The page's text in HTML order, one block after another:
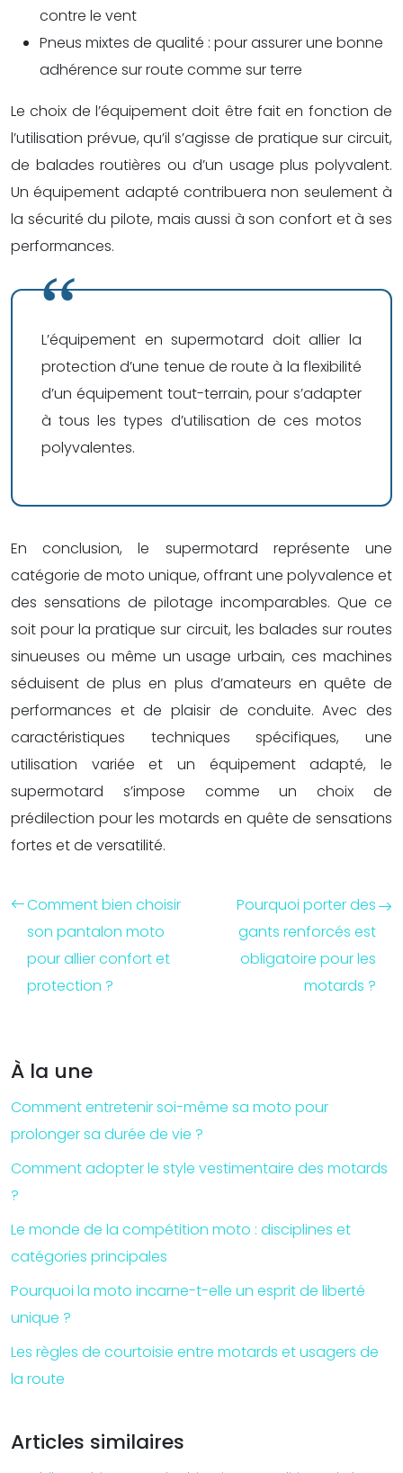
contre le vent
Pneus mixtes de qualité : pour assurer une bonne
adhérence sur route comme sur terre
Le choix de l’équipement doit être fait en fonction de
l’utilisation prévue, qu’il s’agisse de pratique sur circuit,
de balades routières ou d’un usage plus polyvalent.
Un équipement adapté contribuera non seulement à
la sécurité du pilote, mais aussi à son confort et à ses
performances.
L’équipement en supermotard doit allier la
protection d’une tenue de route à la flexibilité
d’un équipement tout-terrain, pour s’adapter
à tous les types d’utilisation de ces motos
polyvalentes.
En conclusion, le supermotard représente une
catégorie de moto unique, offrant une polyvalence et
des sensations de pilotage incomparables. Que ce
soit pour la pratique sur circuit, les balades sur routes
sinueuses ou même un usage urbain, ces machines
séduisent de plus en plus d’amateurs en quête de
performances et de plaisir de conduite. Avec des
caractéristiques techniques spécifiques, une
utilisation variée et un équipement adapté, le
supermotard s’impose comme un choix de
prédilection pour les motards en quête de sensations
fortes et de versatilité.
Comment bien choisir
son pantalon moto
pour allier confort et
protection ?
Pourquoi porter des
gants renforcés est
obligatoire pour les
motards ?
À la une
Comment entretenir soi-même sa moto pour
prolonger sa durée de vie ?
Comment adopter le style vestimentaire des motards
?
Le monde de la compétition moto : disciplines et
catégories principales
Pourquoi la moto incarne-t-elle un esprit de liberté
unique ?
Les règles de courtoisie entre motards et usagers de
la route
Articles similaires